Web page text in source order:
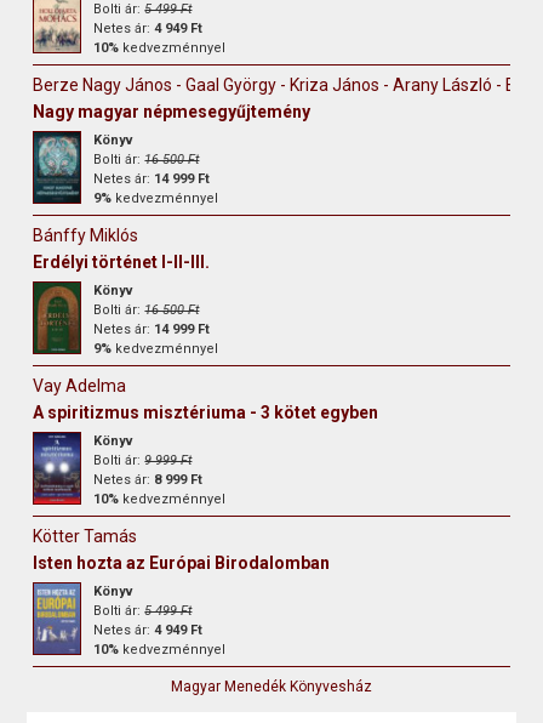
Bolti ár:5 499 Ft
Netes ár:4 949 Ft
10% kedvezménnyel
Berze Nagy János - Gaal György - Kriza János - Arany László -
Nagy magyar népmesegyűjtemény
Könyv
Bolti ár:16 500 Ft
Netes ár: 14 999 Ft
9% kedvezménnyel
Bánffy Miklós
Erdélyi történet I-II-III.
Könyv
Bolti ár:16 500 Ft
Netes ár: 14 999 Ft
9% kedvezménnyel
Vay Adelma
A spiritizmus misztériuma - 3 kötet egyben
Könyv
Bolti ár:9 999 Ft
Netes ár: 8 999 Ft
10% kedvezménnyel
Kötter Tamás
Isten hozta az Európai Birodalomban
Könyv
Bolti ár:5 499 Ft
Netes ár:4 949 Ft
10% kedvezménnyel
Magyar Menedék Könyvesház